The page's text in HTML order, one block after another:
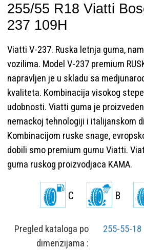
255/55 R18 Viatti
237 109H
Viatti V-237. Ruska letnja guma,
vozilima. Model V-237 premium
napravljen je u skladu sa
kvaliteta. Kombinacija visokog
udobnosti. Viatti guma je
nemackoj tehnologiji i italijanskom
Kombinacijom ruske snage,
dobili smo premium gumu Viatti.
guma ruskog proizvodjaca KAMA.
C B
Pregled kataloga po
dimenzijama :
255-55-18